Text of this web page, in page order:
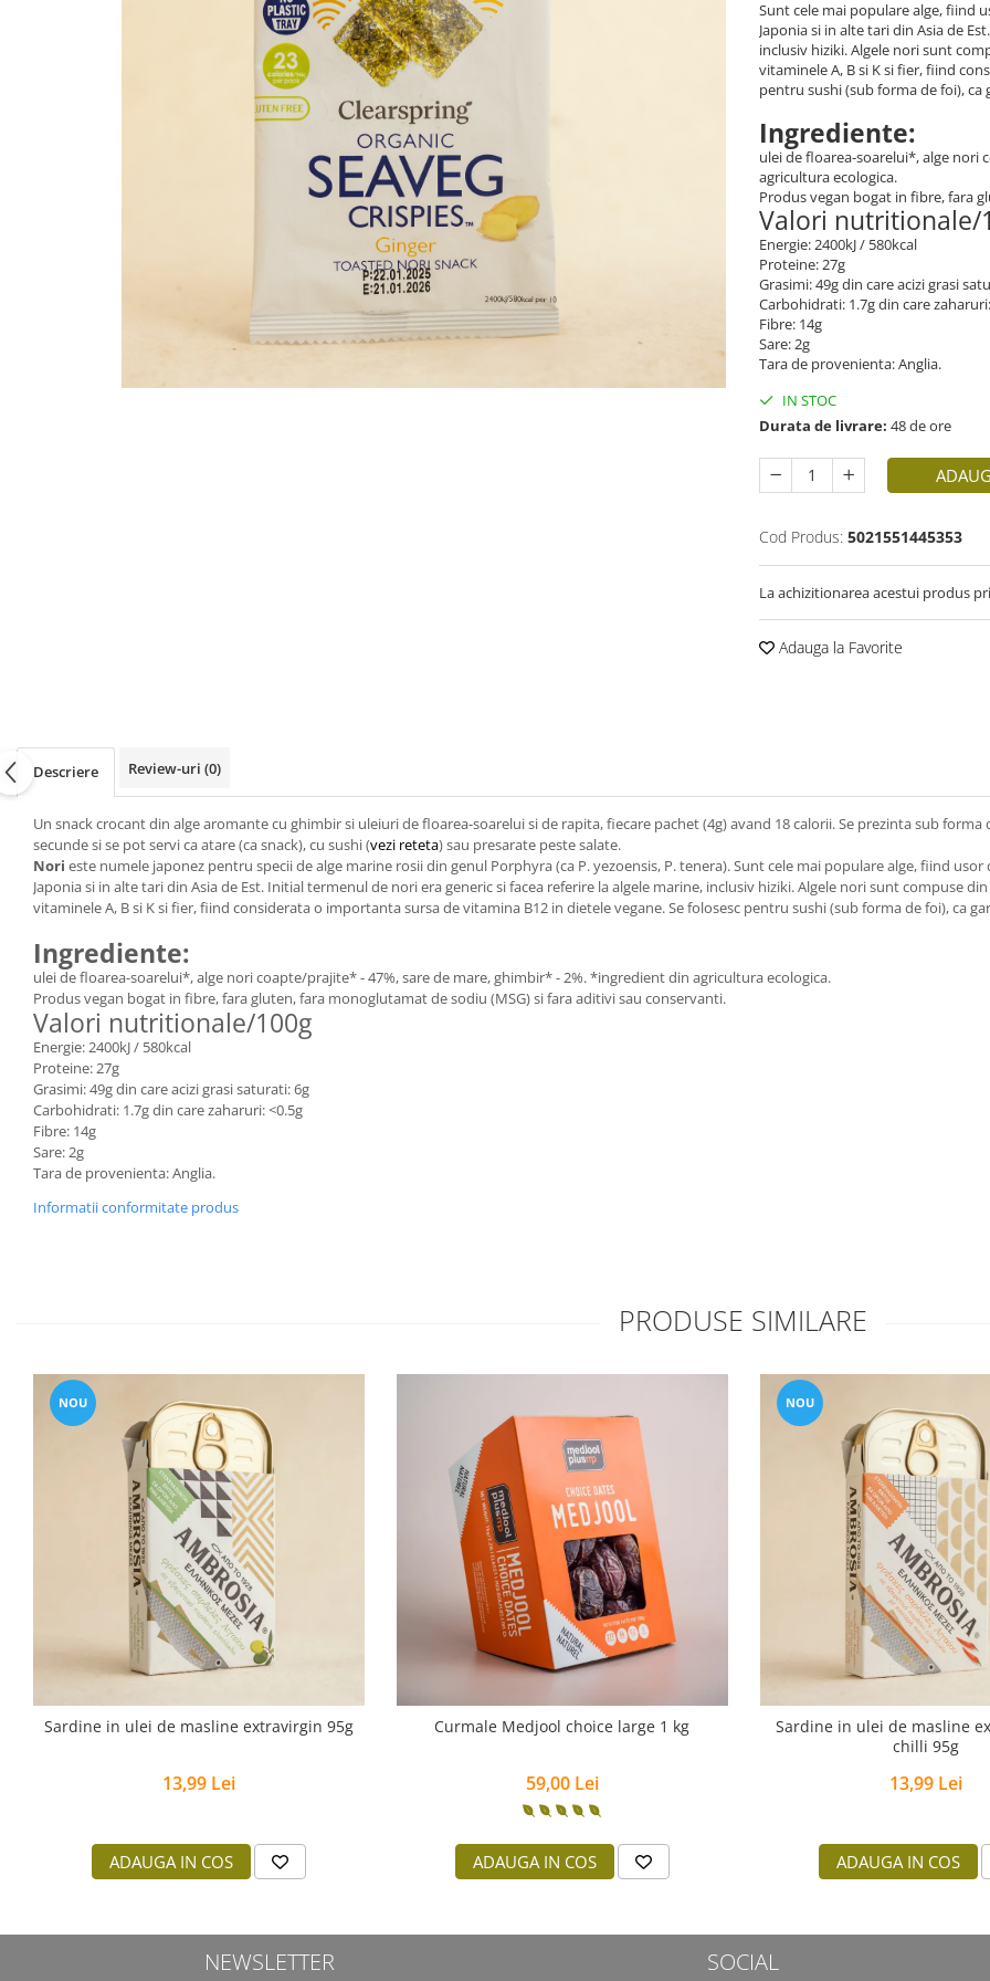
Sunt cele mai populare alge, fiind
Japonia si in alte tari din Asia de
inclusiv hiziki. Algele nori sunt
vitaminele A, B si K si fier, fiind
pentru sushi (sub forma de foi),
Ingrediente:
ulei de floarea-soarelui*, alge nori
agricultura ecologica.
Produs vegan bogat in fibre, fara
Valori nutritionale/
Energie: 2400kJ / 580kcal
Proteine: 27g
Grasimi: 49g din care acizi grasi
Carbohidrati: 1.7g din care
Fibre: 14g
Sare: 2g
Tara de provenienta: Anglia.
IN STOC
Durata de livrare: 48 de ore
Cod Produs: 5021551445353
La achizitionarea acestui produs
Adauga la Favorite
Descriere Review-uri (0)
Un snack crocant din alge aromante cu ghimbir si uleiuri de floarea-soarelui si de rapita, fiecare pachet (4g) avand 18 calorii. Se prezinta sub
secunde si se pot servi ca atare (ca snack), cu sushi (vezi reteta) sau presarate peste salate.
Nori este numele japonez pentru specii de alge marine rosii din genul Porphyra (ca P. yezoensis, P. tenera). Sunt cele mai populare alge, fiind
Japonia si in alte tari din Asia de Est. Initial termenul de nori era generic si facea referire la algele marine, inclusiv hiziki. Algele nori sunt compuse
vitaminele A, B si K si fier, fiind considerata o importanta sursa de vitamina B12 in dietele vegane. Se folosesc pentru sushi (sub forma de foi), ca
Ingrediente:
ulei de floarea-soarelui*, alge nori coapte/prajite* - 47%, sare de mare, ghimbir* - 2%. *ingredient din agricultura ecologica.
Produs vegan bogat in fibre, fara gluten, fara monoglutamat de sodiu (MSG) si fara aditivi sau conservanti.
Valori nutritionale/100g
Energie: 2400kJ / 580kcal
Proteine: 27g
Grasimi: 49g din care acizi grasi saturati: 6g
Carbohidrati: 1.7g din care zaharuri: <0.5g
Fibre: 14g
Sare: 2g
Tara de provenienta: Anglia.
Informatii conformitate produs
PRODUSE SIMILARE
NOU
Sardine in ulei de masline extravirgin 95g
13,99 Lei
ADAUGA IN COS
Curmale Medjool choice large 1 kg
59,00 Lei
ADAUGA IN COS
NOU
Sardine in ulei de masline
chilli 95g
13,99 Lei
ADAUGA IN COS
NEWSLETTER SOCIAL